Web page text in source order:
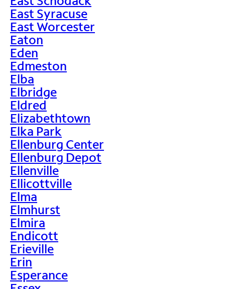
East Syracuse
East Worcester
Eaton
Eden
Edmeston
Elba
Elbridge
Eldred
Elizabethtown
Elka Park
Ellenburg Center
Ellenburg Depot
Ellenville
Ellicottville
Elma
Elmhurst
Elmira
Endicott
Erieville
Erin
Esperance